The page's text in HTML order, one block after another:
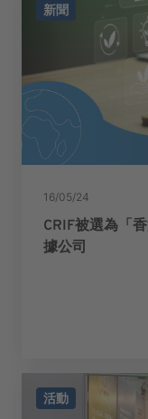
新聞
16/05/24
CRIF被選為「
據公司
活動